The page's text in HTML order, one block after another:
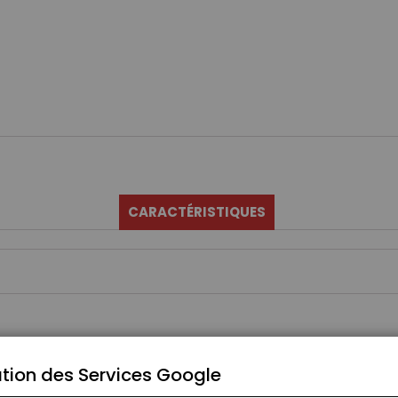
CARACTÉRISTIQUES
des Services Google